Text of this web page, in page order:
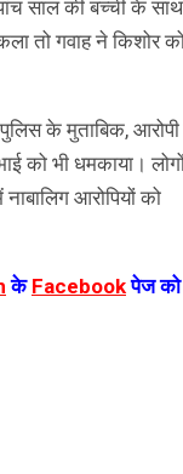
साल की बच्ची के साथ
तो गवाह ने किशोर
के मुताबिक,
को भी धमकाया।
आरोपियों को
के Facebookपेज को